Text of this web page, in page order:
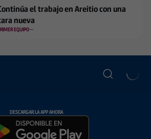
el trabajo en Areitio con una
nueva
EQUIPO
DESCARGAR LA APP AHORA